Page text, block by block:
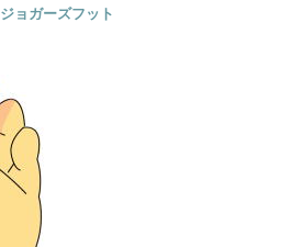
ジョガーズフット